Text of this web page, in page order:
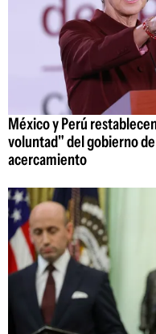
México y Perú
voluntad" del gobierno
acercamiento